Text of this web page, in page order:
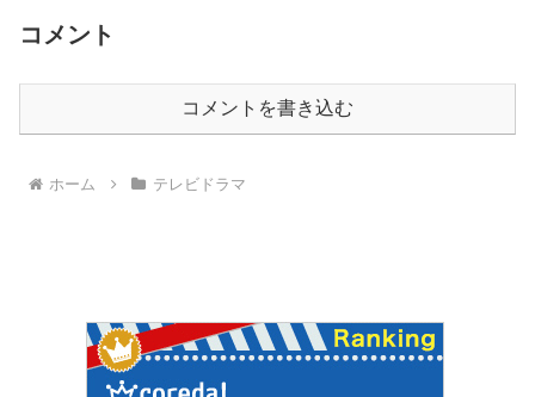
コメント
コメントを書き込む
ホーム テレビドラマ